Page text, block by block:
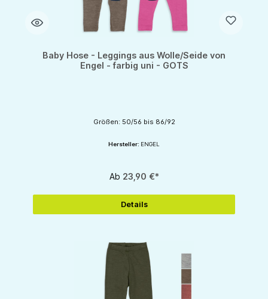
Baby Hose - Leggings aus Wolle/Seide von
Engel - farbig uni - GOTS
Größen: 50/56 bis 86/92
Hersteller: ENGEL
Ab 23,90 €*
Details